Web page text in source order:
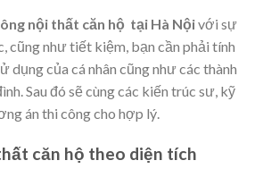
nội thất căn hộ tại Hà Nộivới sự
cũng như tiết kiệm, bạn cần phải tính
dụng của cá nhân cũng như các thành
Sau đó sẽ cùng các kiến trúc sư, kỹ
án thi công cho hợp lý.
căn hộ theo diện tích